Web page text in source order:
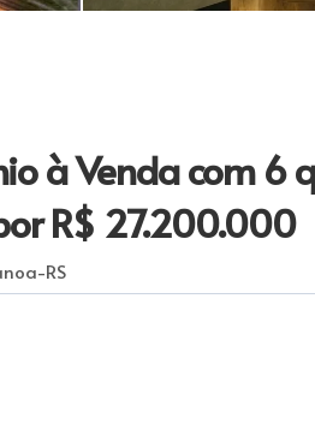
à Venda com 6
R$ 27.200.000
RS